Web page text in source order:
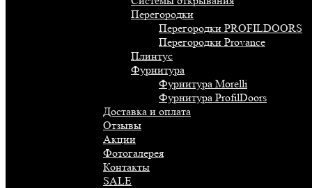
Перегородки
Перегородки PROFILDOORS
Перегородки Provance
Плинтус
Фурнитура
Фурнитура Morelli
Фурнитура ProfilDoors
Доставка и оплата
Отзывы
Акции
Фотогалерея
Контакты
SALE